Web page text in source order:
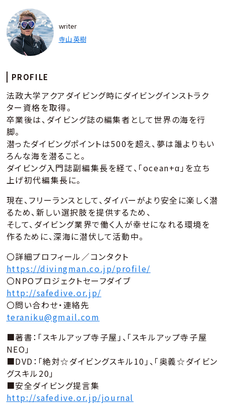
writer
寺山 英樹
PROFILE
法政大学アクアダイビング時にダイビングインストラク
ター資格を取得。
卒業後は、ダイビング誌の編集者として世界の海を行
脚。
潜ったダイビングポイントは500を超え、夢は誰よりもい
ろんな海を潜ること。
ダイビング入門誌副編集長を経て、「ocean+α」を立ち
上げ初代編集長に。
現在、フリーランスとして、ダイバーがより安全に楽しく潜
るため、新しい選択肢を提供するため、
そして、ダイビング業界で働く人が幸せになれる環境を
作るために、深海に潜伏して活動中。
〇詳細プロフィール／コンタクト
https://divingman.co.jp/profile/
〇NPOプロジェクトセーフダイブ
http://safedive.or.jp/
〇問い合わせ・連絡先
teraniku@gmail.com
■著書：「スキルアップ寺子屋」、「スキルアップ寺子屋
NEO」
■DVD：「絶対☆ダイビングスキル10」、「奥義☆ダイビン
グスキル20」
■安全ダイビング提言集
http://safedive.or.jp/journal